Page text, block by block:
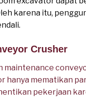
karena itu,
Crusher
maintenance
hanya mematikan
pekerjaan